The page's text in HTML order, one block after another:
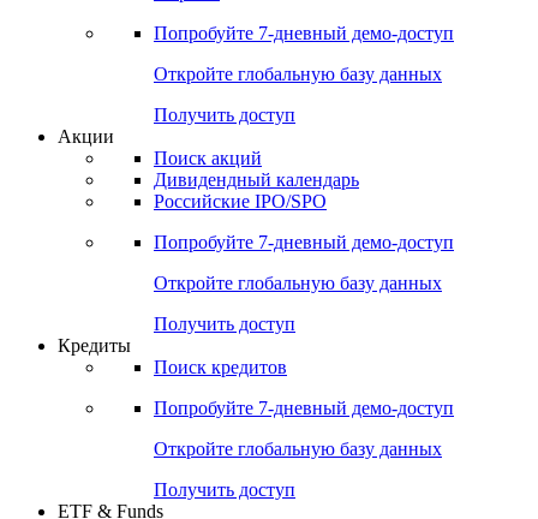
Cbonds Pages
Опросы
Попробуйте7-дневный
Откройте глобальную базу данных
Получить доступ
Поиск акций
Российские IPO/SPO
Попробуйте7-дневный
Откройте глобальную базу данных
Получить доступ
Поиск кредитов
Попробуйте7-дневный